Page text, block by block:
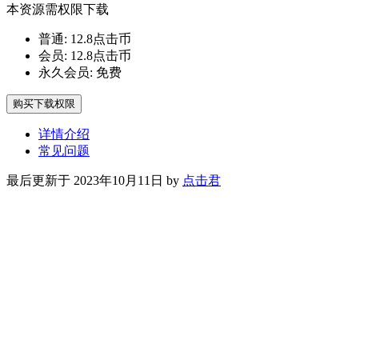
本资源需权限下载
普通: 12.8点击币
会员: 12.8点击币
永久会员: 免费
购买下载权限
详情介绍
常见问题
最后更新于 2023年10月11日 by 点击君